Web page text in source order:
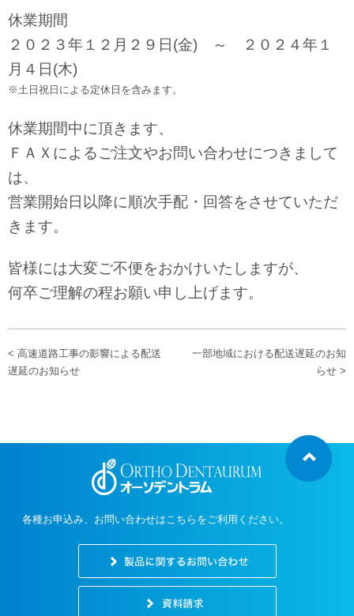
休業期間
２０２３年１２月２９日(金) ～ ２０２４年１
月４日(木)
※土日祝日による定休日を含みます。
休業期間中に頂きます、
ＦＡＸによるご注文やお問い合わせにつきまして
は、
営業開始日以降に順次手配 ・回答をさせていただ
きます。
皆様には大変ご不便をおかけいたしますが、
何卒ご理解の程お願い申し上げます。
< 高速道路工事の影響による配送
遅延のお知らせ
一部地域における配送遅延のお知
らせ >
各種お申込み、お問い合わせはこちらをご利用ください。